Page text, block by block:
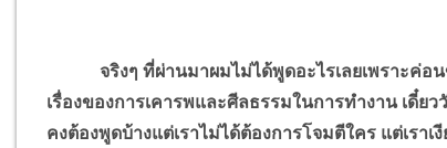
จริงๆ ที่ผ่านมาผมไม่ได้พูดอะไรเลยเพราะค่อนข้
เรื่องของการเคารพและศีลธรรมในการทำงาน เดี๋ย
คงต้องพูดบ้างแต่เราไม่ได้ต้องการโจมตีใคร แต่เรา